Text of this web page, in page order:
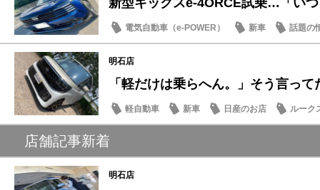
電気自動車（e-POWER） 新車 話題の
明石店
「軽だけは乗らへん。」そう言っ
軽自動車 新車 日産のお店 ルーク
店舗記事新着
明石店